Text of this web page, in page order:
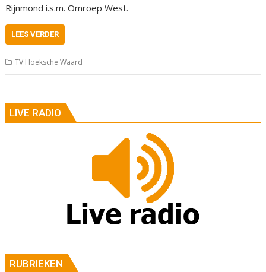
Rijnmond i.s.m. Omroep West.
LEES VERDER
TV Hoeksche Waard
LIVE RADIO
RUBRIEKEN